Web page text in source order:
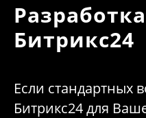
Битрикс24
Если стандартных
Битрикс24 для